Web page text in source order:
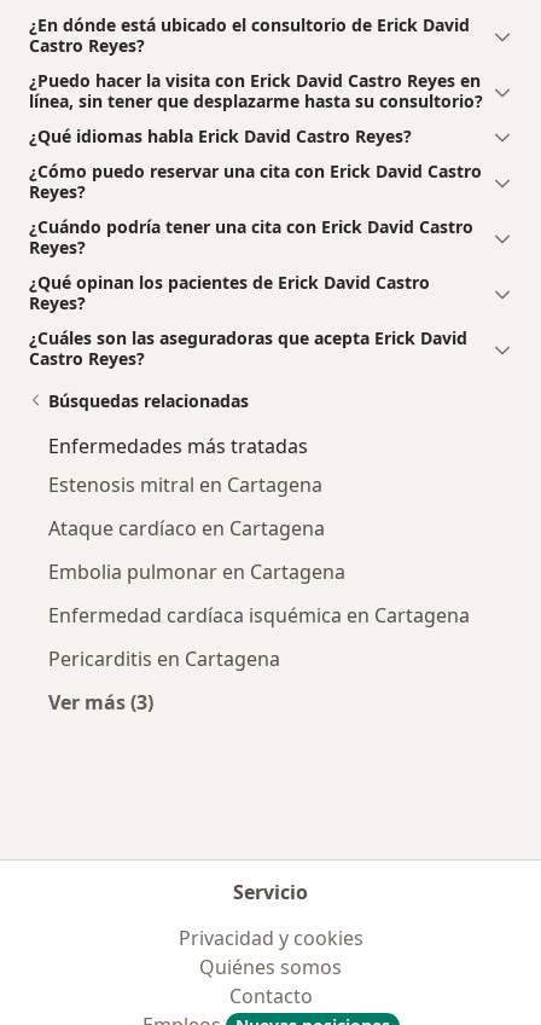
¿En dónde está ubicado el consultorio de Erick David
Castro Reyes?
¿Puedo hacer la visita con Erick David Castro Reyes en
línea, sin tener que desplazarme hasta su consultorio?
¿Qué idiomas habla Erick David Castro Reyes?
¿Cómo puedo reservar una cita con Erick David Castro
Reyes?
¿Cuándo podría tener una cita con Erick David Castro
Reyes?
¿Qué opinan los pacientes de Erick David Castro
Reyes?
¿Cuáles son las aseguradoras que acepta Erick David
Castro Reyes?
Búsquedas relacionadas
Enfermedades más tratadas
Estenosis mitral en Cartagena
Ataque cardíaco en Cartagena
Embolia pulmonar en Cartagena
Enfermedad cardíaca isquémica en Cartagena
Pericarditis en Cartagena
Ver más (3)
Servicio
Privacidad y cookies
Quiénes somos
Contacto